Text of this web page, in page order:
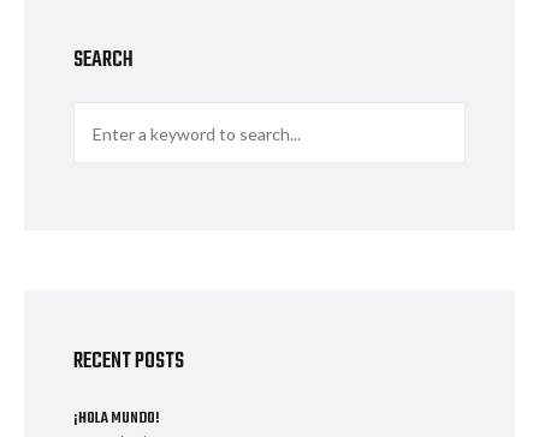
SEARCH
RECENT POSTS
¡HOLA MUNDO!